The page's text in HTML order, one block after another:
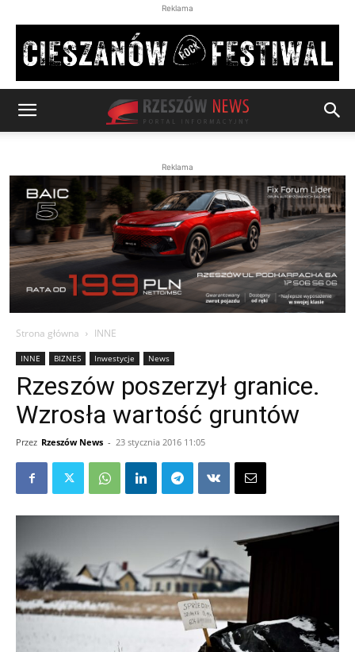
Reklama
Reklama
Strona główna INNE
INNE BIZNES Inwestycje News
Rzeszów poszerzył granice.
Wzrosła wartość gruntów
Przez Rzeszów News - 23 stycznia 2016 11:05